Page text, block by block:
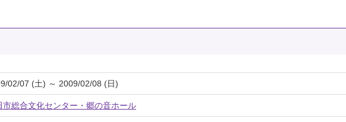
02/07 (土) ～ 2009/02/08 (日)
市総合文化センター・郷の音ホール